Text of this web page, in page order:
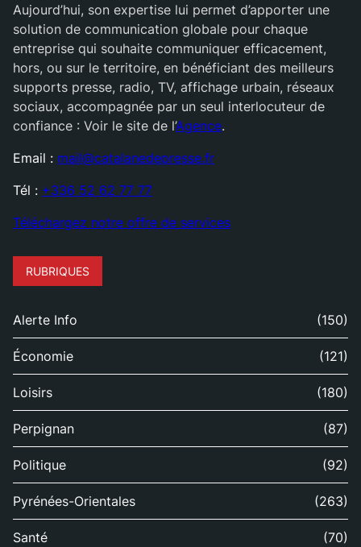
Aujourd’hui, son expertise lui permet d’apporter une
solution de communication globale pour chaque
entreprise qui souhaite communiquer efficacement,
hors, ou sur le territoire, en bénéficiant des meilleurs
supports presse, radio, TV, affichage urbain, réseaux
sociaux, accompagnée par un seul interlocuteur de
confiance : Voir le site de l’Agence.
Email : mail@catalanedepresse.fr
Tél : +336 52 62 77 77
Téléchargez notre offre de services
RUBRIQUES
Alerte Info (150)
Économie (121)
Loisirs (180)
Perpignan (87)
Politique (92)
Pyrénées-Orientales (263)
Santé (70)